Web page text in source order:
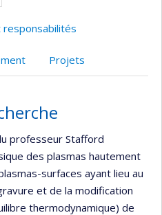
Projets
professeur Stafford
des plasmas hautement
surfaces ayant lieu au
et de la modification
thermodynamique) de